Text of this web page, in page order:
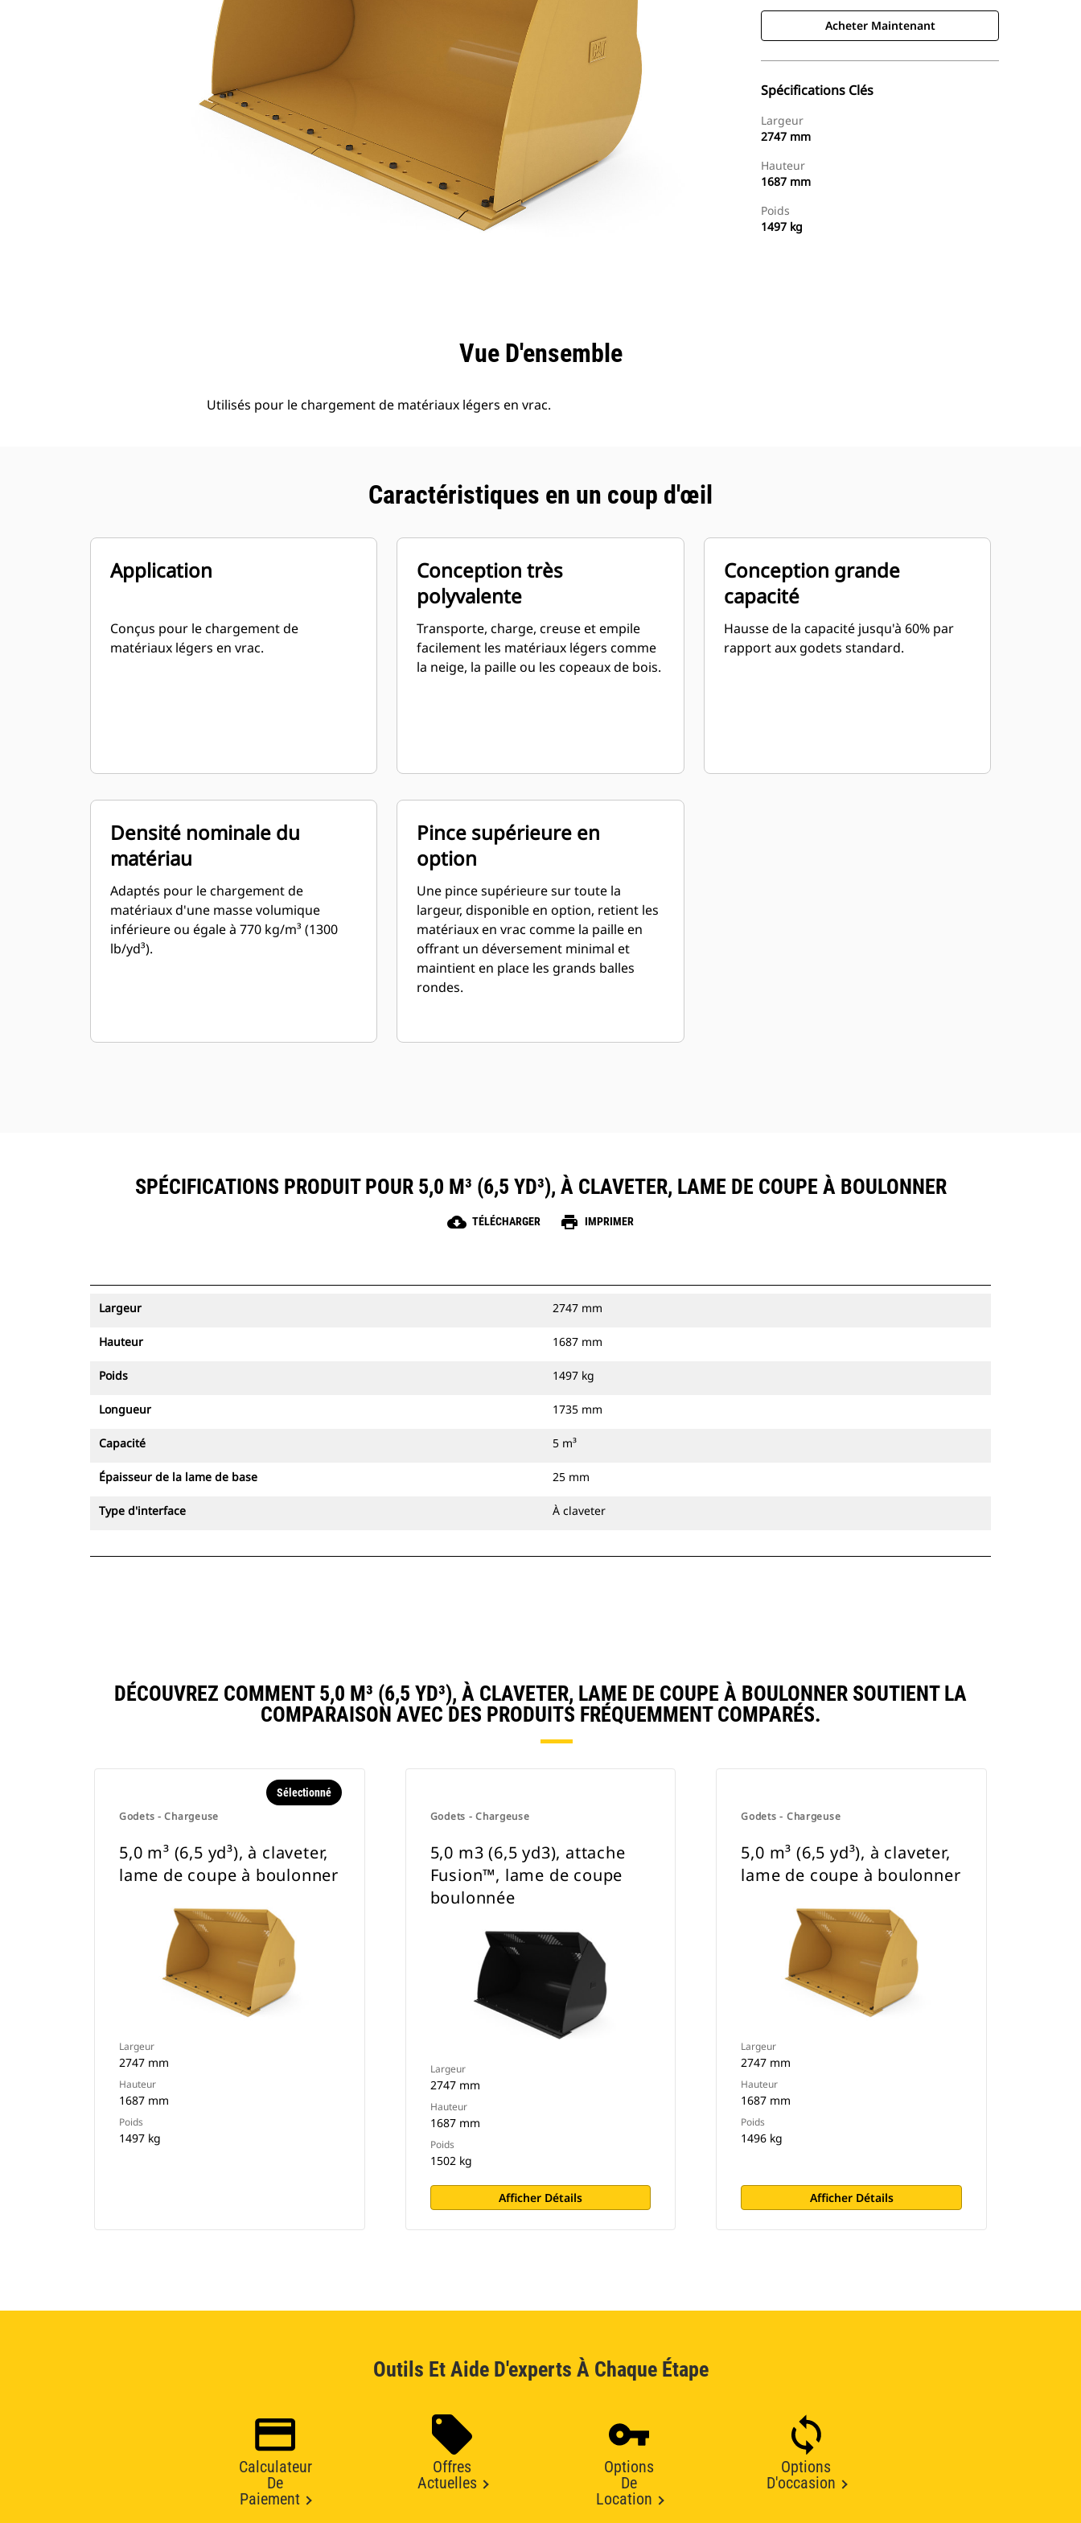
Acheter Maintenant
Spécifications Clés
Largeur
2747 mm
Hauteur
1687 mm
Poids
1497 kg
Vue D'ensemble
Utilisés pour le chargement de matériaux légers en vrac.
Caractéristiques en un coup d'œil
Application
Conçus pour le chargement de
matériaux légers en vrac.
Conception très
polyvalente
Transporte, charge, creuse et empile
facilement les matériaux légers comme
la neige, la paille ou les copeaux de bois.
Conception grande
capacité
Hausse de la capacité jusqu'à 60% par
rapport aux godets standard.
Densité nominale du
matériau
Adaptés pour le chargement de
matériaux d'une masse volumique
inférieure ou égale à 770 kg/m³ (1300
lb/yd³).
Pince supérieure en
option
Une pince supérieure sur toute la
largeur, disponible en option, retient les
matériaux en vrac comme la paille en
offrant un déversement minimal et
maintient en place les grands balles
rondes.
SPÉCIFICATIONS PRODUIT POUR 5,0 M³ (6,5 YD³), À CLAVETER, LAME DE COUPE À BOULONNER
cloud_download TÉLÉCHARGER print IMPRIMER
Largeur 2747 mm
Hauteur 1687 mm
Poids 1497 kg
Longueur 1735 mm
Capacité 5 m³
Épaisseur de la lame de base 25 mm
Type d'interface À claveter
DÉCOUVREZ COMMENT 5,0 M³ (6,5 YD³), À CLAVETER, LAME DE COUPE À BOULONNER SOUTIENT LA
COMPARAISON AVEC DES PRODUITS FRÉQUEMMENT COMPARÉS.
Godets - Chargeuse
Sélectionné
5,0 m³ (6,5 yd³), à claveter,
lame de coupe à boulonner
Largeur
2747 mm
Hauteur
1687 mm
Poids
1497 kg
Godets - Chargeuse
5,0 m3 (6,5 yd3), attache
Fusion™, lame de coupe
boulonnée
Largeur
2747 mm
Hauteur
1687 mm
Poids
1502 kg
Afficher Détails
Godets - Chargeuse
5,0 m³ (6,5 yd³), à claveter,
lame de coupe à boulonner
Largeur
2747 mm
Hauteur
1687 mm
Poids
1496 kg
Afficher Détails
Outils Et Aide D'experts À Chaque Étape
Calculateur
De
Paiement
Offres
Actuelles
Options
De
Location
Options
D'occasion